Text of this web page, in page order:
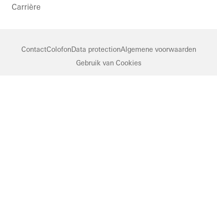
Carrière
ContactColofonData protectionAlgemene voorwaarden
Gebruik van Cookies